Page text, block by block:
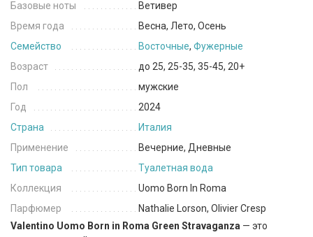
Базовые ноты
Ветивер
Время года
Весна, Лето, Осень
Семейство
Восточные, Фужерные
Возраст
до 25, 25-35, 35-45, 20+
Пол
мужские
Год
2024
Страна
Италия
Применение
Вечерние, Дневные
Тип товара
Туалетная вода
Коллекция
Uomo Born In Roma
Парфюмер
Nathalie Lorson, Olivier Cresp
Valentino Uomo Born in Roma Green Stravaganza — это